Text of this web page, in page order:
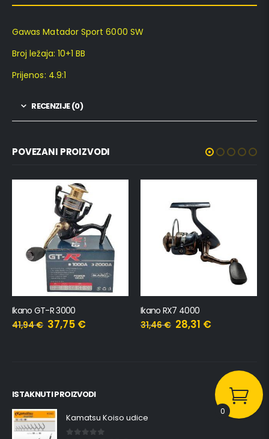
Gawas Matador Sport 6000 SW
Broj ležaja: 10+1 BB
Prijenos: 4.9:1
RECENZIJE (0)
POVEZANI PROIZVODI
Ikano GT-R 3000
41,94€ 37,75 €
Ikano RX7 4000
31,46€ 28,31 €
ISTAKNUTI PROIZVODI
Kamatsu Koiso udice
0